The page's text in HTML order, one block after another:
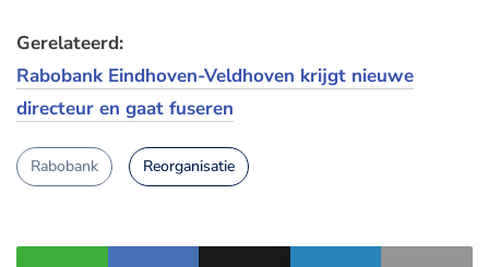
Gerelateerd:
Rabobank Eindhoven-Veldhoven krijgt nieuwe
directeur en gaat fuseren
Rabobank Reorganisatie